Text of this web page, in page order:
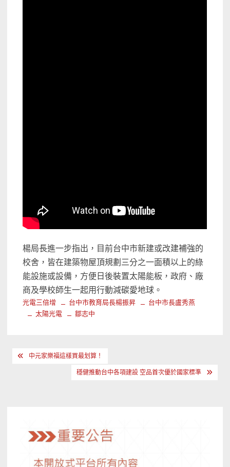
楊局長進一步指出，目前台中市新建或改建補強的
校舍，皆在建築物屋頂規劃三分之一面積以上的綠
能設施或設備，方便日後裝置太陽能板，政府、廠
商及學校師生一起用行動減碳愛地球。
光電三倍增 台中市教育局長楊振昇
台中市長盧秀燕
太陽光電
鄒志中
文 中元家樂福這樣買最划算！
穩健推動台中各項建設 空品首次優於國家標準